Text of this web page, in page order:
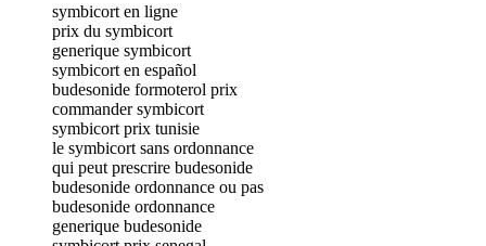
symbicort en ligne
prix du symbicort
generique symbicort
symbicort en español
budesonide formoterol prix
commander symbicort
symbicort prix tunisie
le symbicort sans ordonnance
qui peut prescrire budesonide
budesonide ordonnance ou pas
budesonide ordonnance
generique budesonide